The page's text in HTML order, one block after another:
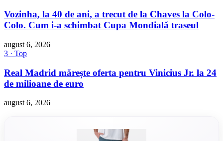
Vozinha, la 40 de ani, a trecut de la Chaves la Colo-
Colo. Cum i-a schimbat Cupa Mondială traseul
august 6, 2026
3 · Top
Real Madrid mărește oferta pentru Vinicius Jr. la 24
de milioane de euro
august 6, 2026